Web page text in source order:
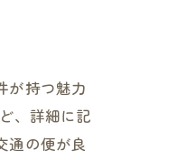
が持つ魅力
、詳細に記
通の便が良